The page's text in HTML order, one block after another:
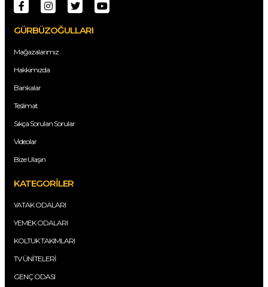
GÜRBÜZOĞULLARI
Mağazalarımız
Hakkımızda
Bankalar
Teslimat
Sıkça Sorulan Sorular
Videolar
Bize Ulaşın
KATEGORİLER
YATAK ODALARI
YEMEK ODALARI
KOLTUK TAKIMLARI
TV ÜNİTELERİ
GENÇ ODASI